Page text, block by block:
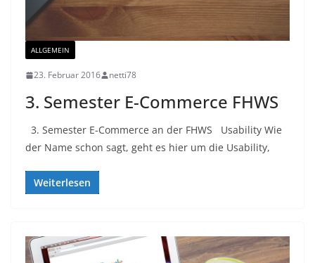
ALLGEMEIN
23. Februar 2016 netti78
3. Semester E-Commerce FHWS
3. Semester E-Commerce an der FHWS Usability Wie
der Name schon sagt, geht es hier um die Usability,
Weiterlesen